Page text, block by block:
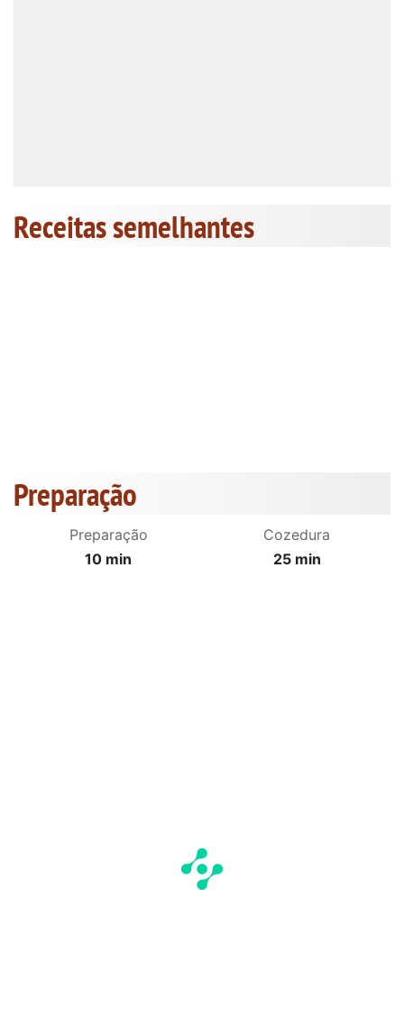
Receitas semelhantes
Preparação
Preparação
10 min
Cozedura
25 min